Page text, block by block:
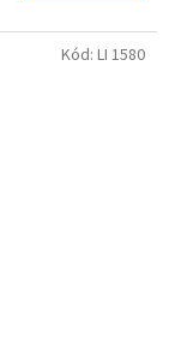
Kód: LI 1580